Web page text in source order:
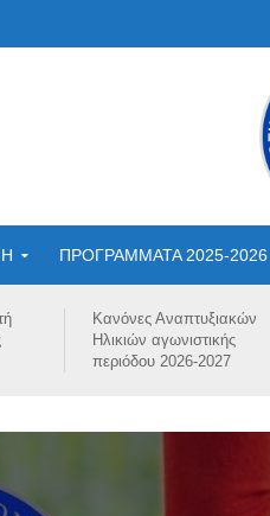
ΠΡΟΓΡΑΜΜΑΤΑ 2025-2026
Κανόνες Αναπτυξιακών
Ηλικιών αγωνιστικής
περιόδου 2026-2027